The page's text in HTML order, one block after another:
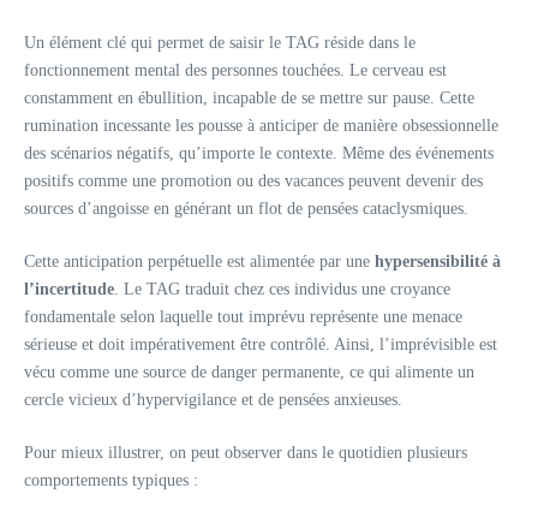
Un élément clé qui permet de saisir le TAG réside dans le
fonctionnement mental des personnes touchées. Le cerveau est
constamment en ébullition, incapable de se mettre sur pause. Cette
rumination incessante les pousse à anticiper de manière obsessionnelle
des scénarios négatifs, qu’importe le contexte. Même des événements
positifs comme une promotion ou des vacances peuvent devenir des
sources d’angoisse en générant un flot de pensées cataclysmiques.
Cette anticipation perpétuelle est alimentée par une hypersensibilité à
l’incertitude. Le TAG traduit chez ces individus une croyance
fondamentale selon laquelle tout imprévu représente une menace
sérieuse et doit impérativement être contrôlé. Ainsi, l’imprévisible est
vécu comme une source de danger permanente, ce qui alimente un
cercle vicieux d’hypervigilance et de pensées anxieuses.
Pour mieux illustrer, on peut observer dans le quotidien plusieurs
comportements typiques :